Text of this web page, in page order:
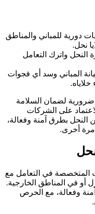
للمباني والمناطق
نحل.
النحل واترك التعامل
المباني وسد أي فجوات
لضمان السلامة
على الشركات
بطرق آمنة وفعالة،
أخرى.
في التعامل مع
في المناطق الخارجية.
وفعالة، مع الحرص